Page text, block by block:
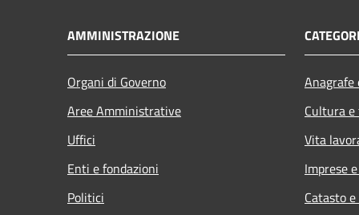
AMMINISTRAZIONE
Organi di Governo
Aree Amministrative
Uffici
Enti e fondazioni
Politici
Cultura
Vita
Imprese
Catasto